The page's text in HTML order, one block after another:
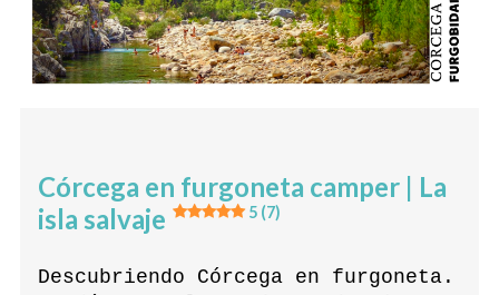
Córcega en furgoneta camper | La
isla salvaje
5 (7)
Descubriendo Córcega en furgoneta.